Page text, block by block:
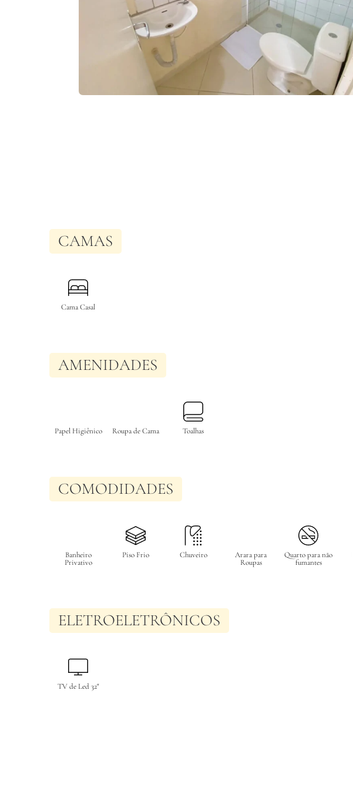
CAMAS
Cama Casal
AMENIDADES
Papel Higiênico Roupa de Cama Toalhas
COMODIDADES
Banheiro
Privativo
Piso Frio Chuveiro
Arara para
Roupas
Quarto para não
fumantes
ELETROELETRÔNICOS
TV de Led 32"